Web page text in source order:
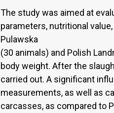
The study was aimed at
parameters, nutritional
Pulawska
(30 animals) and Polish
body weight. After the
carried out. A significant
measurements, as well as
carcasses, as compared to